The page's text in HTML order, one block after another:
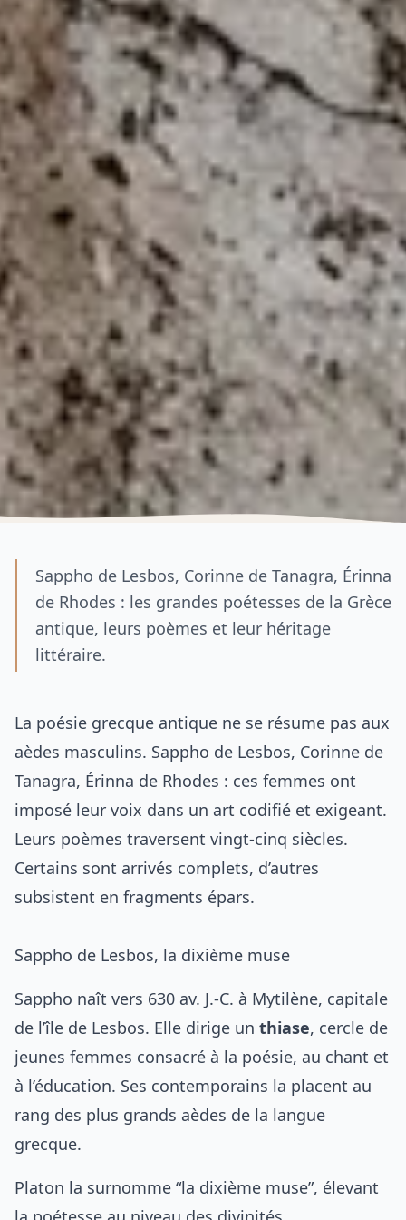
Sappho de Lesbos, Corinne de Tanagra, Érinna
de Rhodes : les grandes poétesses de la Grèce
antique, leurs poèmes et leur héritage
littéraire.
La poésie grecque antique ne se résume pas aux
aèdes masculins. Sappho de Lesbos, Corinne de
Tanagra, Érinna de Rhodes : ces femmes ont
imposé leur voix dans un art codifié et exigeant.
Leurs poèmes traversent vingt-cinq siècles.
Certains sont arrivés complets, d’autres
subsistent en fragments épars.
Sappho de Lesbos, la dixième muse
Sappho naît vers 630 av. J.-C. à Mytilène, capitale
de l’île de Lesbos. Elle dirige un thiase, cercle de
jeunes femmes consacré à la poésie, au chant et
à l’éducation. Ses contemporains la placent au
rang des plus grands aèdes de la langue
grecque.
Platon la surnomme “la dixième muse”, élevant